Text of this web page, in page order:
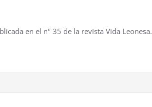
en el nº 35 de la revista Vida Leonesa.